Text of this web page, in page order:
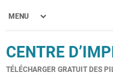
CENTRE
TÉLÉCHARGER GRATUIT DES